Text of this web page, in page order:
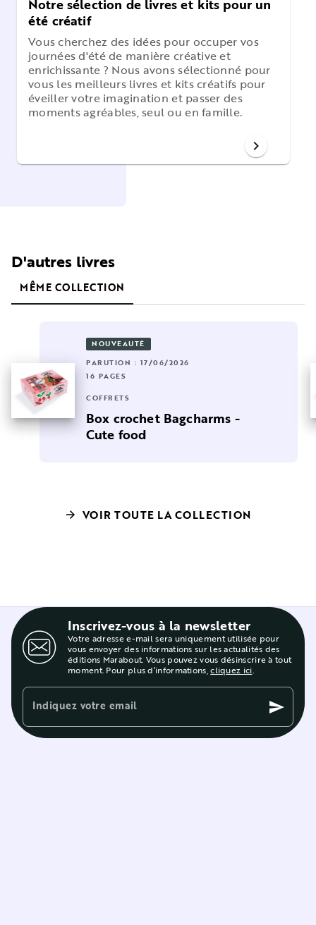
Notre sélection de livres et kits pour un
été créatif
Vous cherchez des idées pour occuper vos
journées d'été de manière créative et
enrichissante ? Nous avons sélectionné pour
vous les meilleurs livres et kits créatifs pour
éveiller votre imagination et passer des
moments agréables, seul ou en famille.
chevron_right
D'autres livres
MÊME COLLECTION
NOUVEAUTÉ
PARUTION : 17/06/2026
16 PAGES
COFFRETS
Box crochet Bagcharms -
Cute food
arrow_forward VOIR TOUTE LA COLLECTION
Inscrivez-vous à la newsletter
Votre adresse e-mail sera uniquement utilisée pour
vous envoyer des informations sur les actualités des
éditions Marabout. Vous pouvez vous désinscrire à tout
moment. Pour plus d’informations,cliquez ici.
Indiquez votre email send